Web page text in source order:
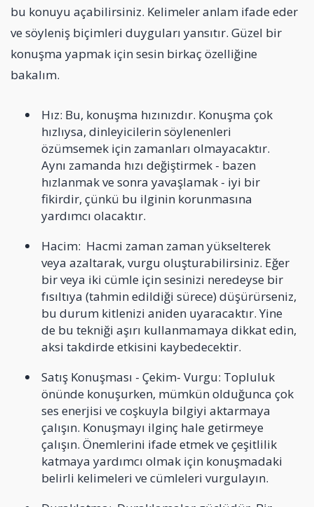
bu konuyu açabilirsiniz. Kelimeler anlam ifade eder
ve söyleniş biçimleri duyguları yansıtır. Güzel bir
konuşma yapmak için sesin birkaç özelliğine
bakalım.
Hız: Bu, konuşma hızınızdır. Konuşma çok
hızlıysa, dinleyicilerin söylenenleri
özümsemek için zamanları olmayacaktır.
Aynı zamanda hızı değiştirmek - bazen
hızlanmak ve sonra yavaşlamak - iyi bir
fikirdir, çünkü bu ilginin korunmasına
yardımcı olacaktır.
Hacim: Hacmi zaman zaman yükselterek
veya azaltarak, vurgu oluşturabilirsiniz. Eğer
bir veya iki cümle için sesinizi neredeyse bir
fısıltıya (tahmin edildiği sürece) düşürürseniz,
bu durum kitlenizi aniden uyaracaktır. Yine
de bu tekniği aşırı kullanmamaya dikkat edin,
aksi takdirde etkisini kaybedecektir.
Satış Konuşması - Çekim- Vurgu: Topluluk
önünde konuşurken, mümkün olduğunca çok
ses enerjisi ve coşkuyla bilgiyi aktarmaya
çalışın. Konuşmayı ilginç hale getirmeye
çalışın. Önemlerini ifade etmek ve çeşitlilik
katmaya yardımcı olmak için konuşmadaki
belirli kelimeleri ve cümleleri vurgulayın.